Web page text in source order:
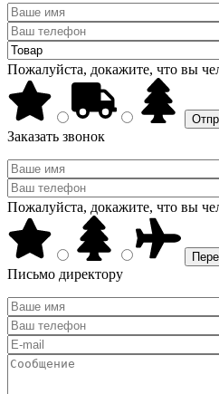
Пожалуйста, докажите, что вы
Заказать звонок
Пожалуйста, докажите, что вы
Письмо директору